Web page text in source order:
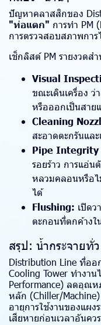
ปัญหาคลาสสิกของ
"ท่อแตก" การทำ PM
การตรวจสอบสภาพกา
เช็กลิสต์ PM รายงวดส
Visual
ขณะเดินเครื่อง
หรือออกเป็นสาย
Cleaning
สะอาดตะกรันแล
Pipe Integrity
รอยร้าว การแอ่
หลวมคลอนหรือไ
ได้
Flushing: เปิดว
ตะกอนที่ตกค้างใ
สรุป: น้ำกระจายทั่
Distribution Line ที่อ
Cooling Tower ทำงา
Performance) ลดอุณห
หลัก (Chiller/
อายุการใช้งานของแผง
เสียหายก่อนเวลาอันคว